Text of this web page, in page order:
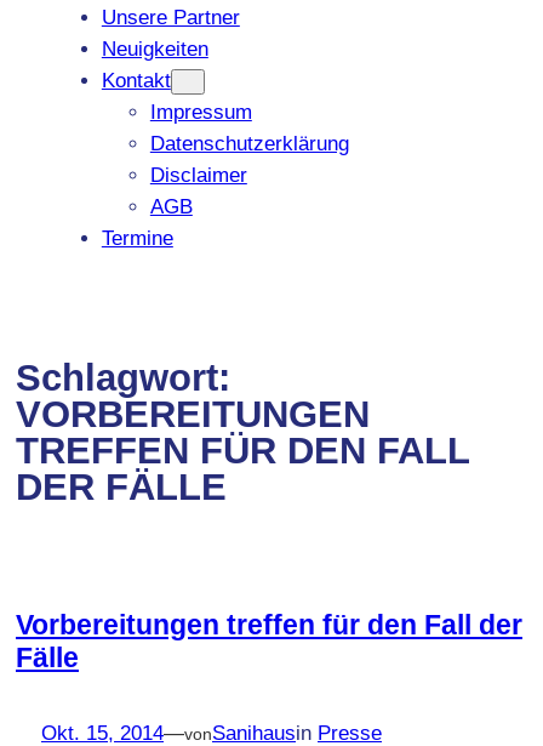
Unsere Partner
Neuigkeiten
Kontakt
Impressum
Datenschutzerklärung
Disclaimer
AGB
Termine
Schlagwort:
VORBEREITUNGEN
TREFFEN FÜR DEN FALL
DER FÄLLE
Vorbereitungen treffen für den Fall der
Fälle
Okt. 15, 2014—vonSanihausin Presse